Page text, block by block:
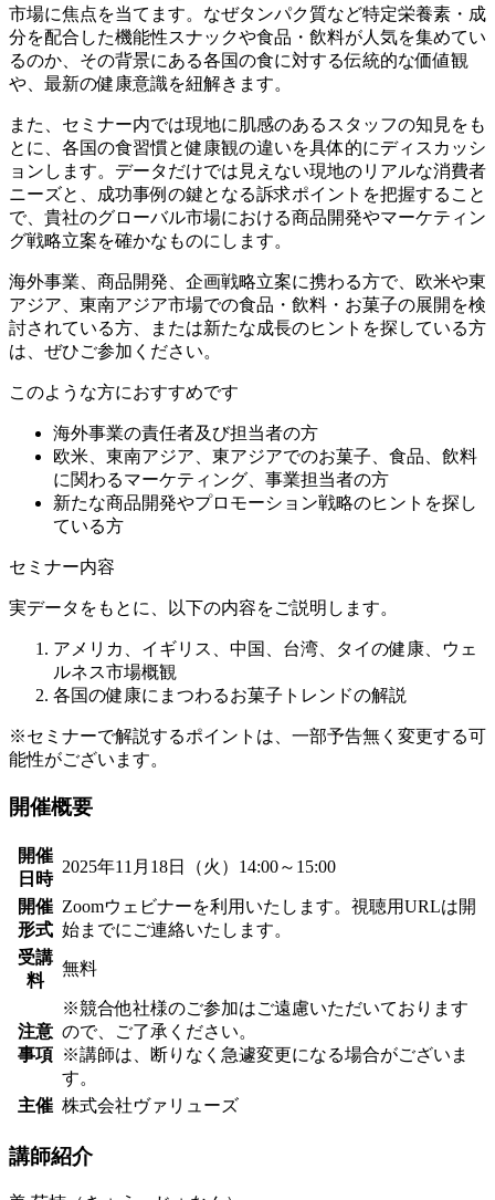
市場に焦点を当てます。なぜタンパク質など特定栄養素・成
分を配合した機能性スナックや食品・飲料が人気を集めてい
るのか、その背景にある各国の食に対する伝統的な価値観
や、最新の健康意識を紐解きます。
また、セミナー内では現地に肌感のあるスタッフの知見をも
とに、各国の食習慣と健康観の違いを具体的にディスカッシ
ョンします。データだけでは見えない現地のリアルな消費者
ニーズと、成功事例の鍵となる訴求ポイントを把握すること
で、貴社のグローバル市場における商品開発やマーケティン
グ戦略立案を確かなものにします。
海外事業、商品開発、企画戦略立案に携わる方で、欧米や東
アジア、東南アジア市場での食品・飲料・お菓子の展開を検
討されている方、または新たな成長のヒントを探している方
は、ぜひご参加ください。
このような方におすすめです
海外事業の責任者及び担当者の方
欧米、東南アジア、東アジアでのお菓子、食品、飲料
に関わるマーケティング、事業担当者の方
新たな商品開発やプロモーション戦略のヒントを探し
ている方
セミナー内容
実データをもとに、以下の内容をご説明します。
アメリカ、イギリス、中国、台湾、タイの健康、ウェ
ルネス市場概観
各国の健康にまつわるお菓子トレンドの解説
※セミナーで解説するポイントは、一部予告無く変更する可
能性がございます。
開催概要
開催
日時
2025年11月18日（火）14:00～15:00
開催
形式
Zoomウェビナーを利用いたします。視聴用URLは開
始までにご連絡いたします。
受講
料
無料
注意
事項
※競合他社様のご参加はご遠慮いただいております
ので、ご了承ください。
※講師は、断りなく急遽変更になる場合がございま
す。
主催 株式会社ヴァリューズ
講師紹介